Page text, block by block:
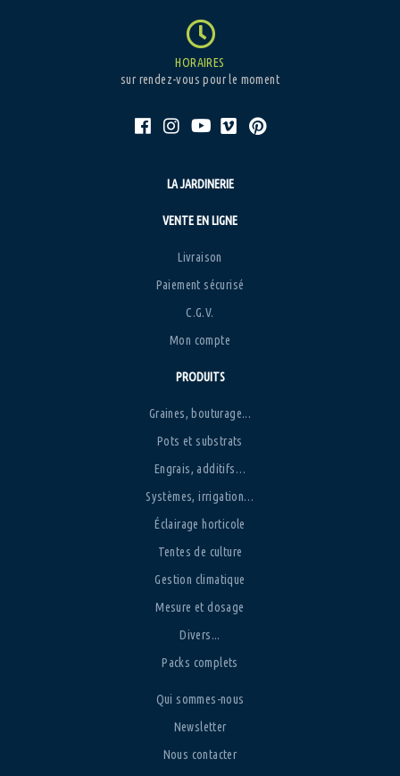
HORAIRES
sur rendez-vous pour le moment
LA JARDINERIE
VENTE EN LIGNE
Livraison
Paiement sécurisé
C.G.V.
Mon compte
PRODUITS
Graines, bouturage...
Pots et substrats
Engrais, additifs…
Systèmes, irrigation…
Éclairage horticole
Tentes de culture
Gestion climatique
Mesure et dosage
Divers...
Packs complets
Qui sommes-nous
Newsletter
Nous contacter